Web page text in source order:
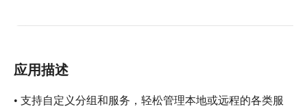
应用描述
• 支持自定义分组和服务，轻松管理本地或远程的各类服